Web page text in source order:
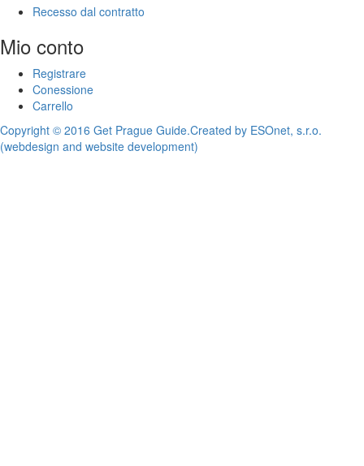
Recesso dal contratto
Mio conto
Registrare
Conessione
Carrello
Copyright © 2016 Get Prague Guide.Created by ESOnet, s.r.o.
(webdesign and website development)